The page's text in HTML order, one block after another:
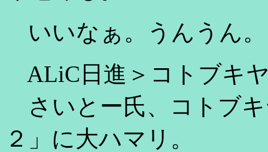
いいなぁ。うんうん。
ALiC日進＞コトブキ
さいとー氏、コトブ
２」に大ハマリ。